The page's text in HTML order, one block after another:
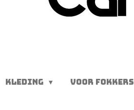
KLEDING VOOR FOKKERS